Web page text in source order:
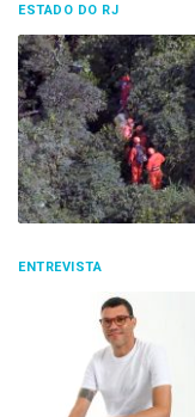
ESTADO DO RJ
ENTREVISTA